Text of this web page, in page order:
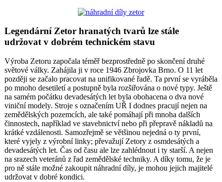
Legendární Zetor hranatých tvarů lze stále
udržovat v dobrém technickém stavu
Výroba Zetoru započala téměř bezprostředně po skončení druhé
světové války. Zahájila ji v roce 1946 Zbrojovka Brno. O 11 let
později se začalo pracovat na unifikované řadě. Ta první se vyráběla
po mnoho desetiletí a postupně byla rozšiřována o nové typy. Ještě
na samém počátku devadesátých let byla obohacena o dva nové
viniční modely. Stroje s označením UŘ I dodnes pracují nejen na
zemědělských pozemcích, ale také pomáhají při mnoha dalších
činnostech, například ve stavebnictví nebo při přepravě nákladů na
krátké vzdálenosti. Samozřejmě se většinou nejedná o ty první,
které vyjely z výrobní linky; převažují Zetory z osmdesátých a
devadesátých let. Čas od času ale lze zahlédnout i ty starší. A nejen
na srazech veteránů z řad zemědělské techniky. A díky tomu, že je
pro ně stále možné zakoupit náhradní díly, je mohou jejich majitelé
udržovat v dobré kondici.